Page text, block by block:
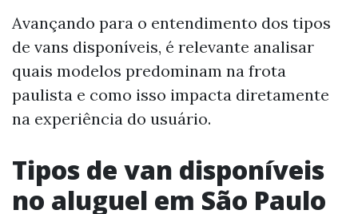
Avançando para o entendimento dos tipos
de vans disponíveis, é relevante analisar
quais modelos predominam na frota
paulista e como isso impacta diretamente
na experiência do usuário.
Tipos de van disponíveis
no aluguel em São Paulo